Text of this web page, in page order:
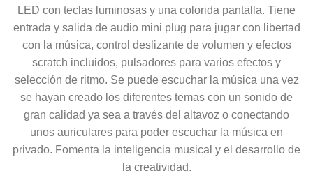
LED con teclas luminosas y una colorida pantalla. Tiene
entrada y salida de audio mini plug para jugar con libertad
con la música, control deslizante de volumen y efectos
scratch incluidos, pulsadores para varios efectos y
selección de ritmo. Se puede escuchar la música una vez
se hayan creado los diferentes temas con un sonido de
gran calidad ya sea a través del altavoz o conectando
unos auriculares para poder escuchar la música en
privado. Fomenta la inteligencia musical y el desarrollo de
la creatividad.